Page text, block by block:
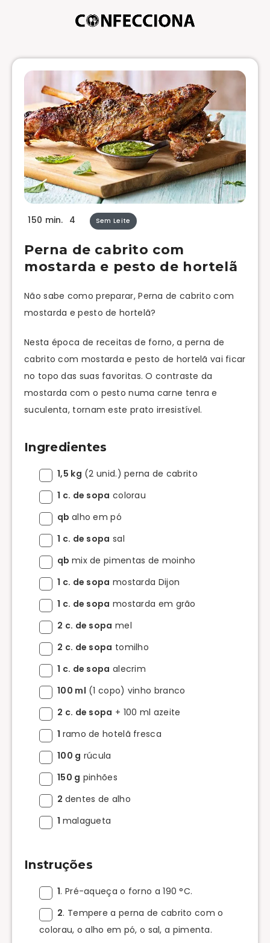
150 min. 4 Sem Leite
Perna de cabrito com
mostarda e pesto de hortelã
Não sabe como preparar, Perna de cabrito com
mostarda e pesto de hortelã?
Nesta época de receitas de forno, a perna de
cabrito com mostarda e pesto de hortelã vai ficar
no topo das suas favoritas. O contraste da
mostarda com o pesto numa carne tenra e
suculenta, tornam este prato irresistível.
Ingredientes
1,5 kg (2 unid.) perna de cabrito
1 c. de sopa colorau
qb alho em pó
1 c. de sopa sal
qb mix de pimentas de moinho
1 c. de sopa mostarda Dijon
1 c. de sopa mostarda em grão
2 c. de sopa mel
2 c. de sopa tomilho
1 c. de sopa alecrim
100 ml (1 copo) vinho branco
2 c. de sopa + 100 ml azeite
1 ramo de hotelã fresca
100 g rúcula
150 g pinhões
2 dentes de alho
1 malagueta
Instruções
1. Pré-aqueça o forno a 190 °C.
2. Tempere a perna de cabrito com o
colorau, o alho em pó, o sal, a pimenta.